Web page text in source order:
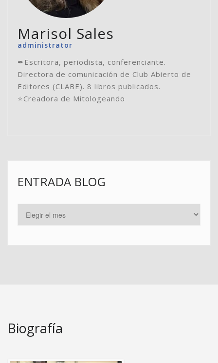
Marisol Sales
administrator
✒Escritora, periodista, conferenciante.
Directora de comunicación de Club Abierto de
Editores (CLABE). 8 libros publicados.
⭐️Creadora de Mitologeando
ENTRADA BLOG
Biografía